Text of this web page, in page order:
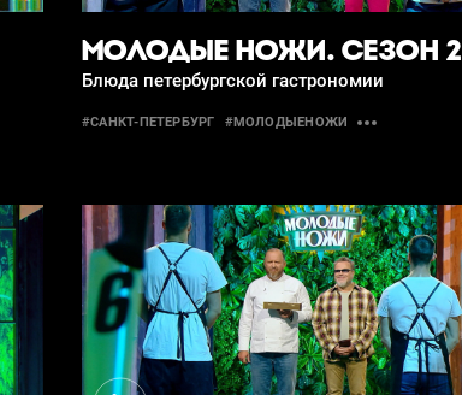
МОЛОДЫЕ НОЖИ. СЕЗОН 2
Блюда петербургской гастрономии
#САНКТ-ПЕТЕРБУРГ #МОЛОДЫЕНОЖИ